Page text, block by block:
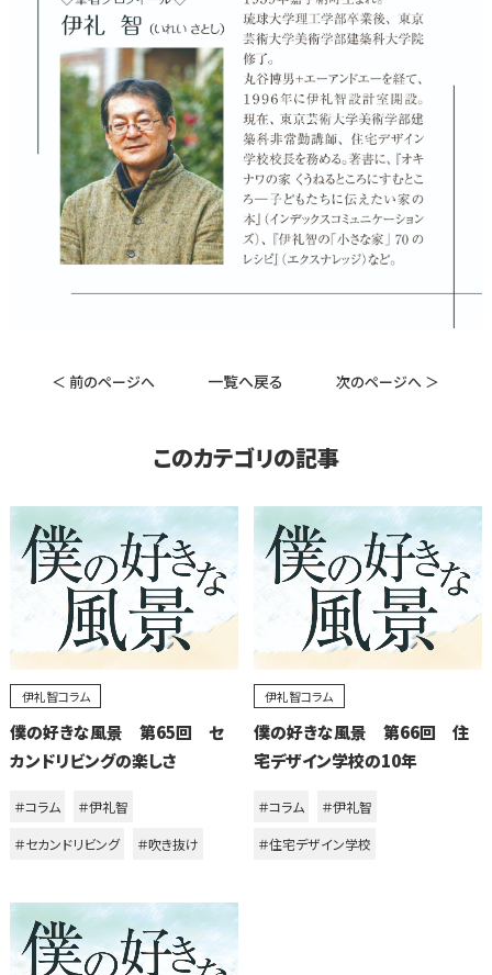
＜ 前のページへ 一覧へ戻る 次のページへ ＞
このカテゴリの記事
伊礼智コラム
僕の好きな風景 第65回 セ
カンドリビングの楽しさ
＃コラム
＃伊礼智
＃セカンドリビング
＃吹き抜け
伊礼智コラム
僕の好きな風景 第66回 住
宅デザイン学校の10年
＃コラム
＃伊礼智
＃住宅デザイン学校